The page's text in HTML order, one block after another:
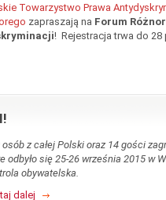
Towarzystwo Prawa
zapraszają na Forum
! Rejestracja trwa do
osób z całej Polski oraz 14 gości
odbyło się 25-26 września 2015 w
obywatelska.
dalej